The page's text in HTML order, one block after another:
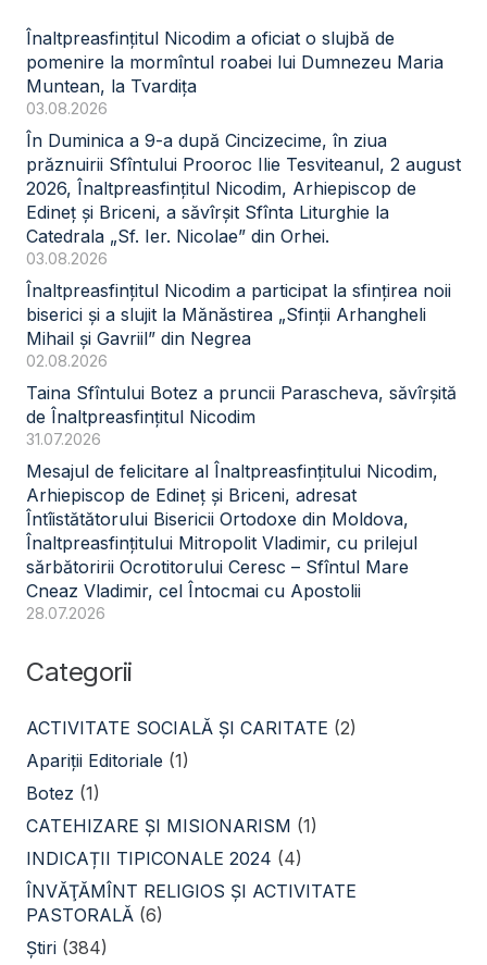
Înaltpreasfințitul Nicodim a oficiat o slujbă de
pomenire la mormîntul roabei lui Dumnezeu Maria
Muntean, la Tvardița
03.08.2026
În Duminica a 9-a după Cincizecime, în ziua
prăznuirii Sfîntului Prooroc Ilie Tesviteanul, 2 august
2026, Înaltpreasfințitul Nicodim, Arhiepiscop de
Edineț și Briceni, a săvîrșit Sfînta Liturghie la
Catedrala „Sf. Ier. Nicolae” din Orhei.
03.08.2026
Înaltpreasfințitul Nicodim a participat la sfințirea noii
biserici și a slujit la Mănăstirea „Sfinții Arhangheli
Mihail și Gavriil” din Negrea
02.08.2026
Taina Sfîntului Botez a pruncii Parascheva, săvîrșită
de Înaltpreasfințitul Nicodim
31.07.2026
Mesajul de felicitare al Înaltpreasfințitului Nicodim,
Arhiepiscop de Edineț și Briceni, adresat
Întîistătătorului Bisericii Ortodoxe din Moldova,
Înaltpreasfințitului Mitropolit Vladimir, cu prilejul
sărbătoririi Ocrotitorului Ceresc – Sfîntul Mare
Cneaz Vladimir, cel Întocmai cu Apostolii
28.07.2026
Categorii
ACTIVITATE SOCIALĂ ŞI CARITATE (2)
Apariții Editoriale (1)
Botez (1)
CATEHIZARE ŞI MISIONARISM (1)
INDICAȚII TIPICONALE 2024 (4)
ÎNVĂŢĂMÎNT RELIGIOS ŞI ACTIVITATE
PASTORALĂ (6)
Știri (384)